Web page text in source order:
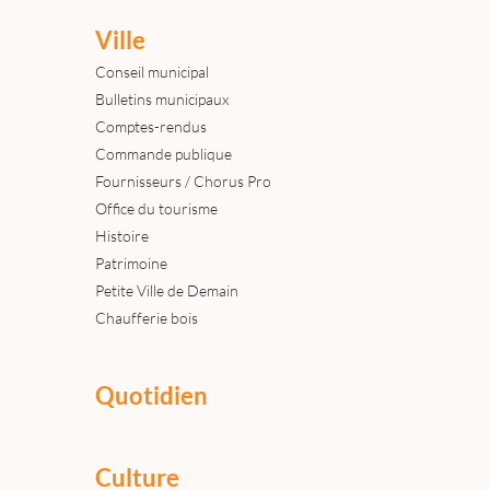
Ville
Conseil municipal
Bulletins municipaux
Comptes-rendus
Commande publique
Fournisseurs / Chorus Pro
Office du tourisme
Histoire
Patrimoine
Petite Ville de Demain
Chaufferie bois
Quotidien
Culture